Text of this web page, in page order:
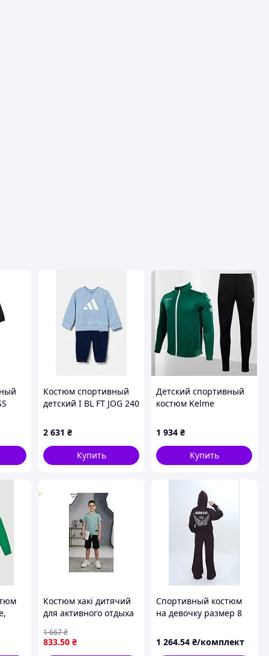
Костюм спортивный
детский I BL FT JOG 240
Голубой JE1395
2 631 ₴
Купить
Детский спортивный
костюм Kelme
черный) 3773200-311
1 934 ₴
Купить
Костюм хакі дитячий
для активного отдыха
комплект для
мальчиков и девочек
833.50 ₴
1 667₴
Спортивный костюм
на девочку размер 8
1 264.54 ₴/комплект